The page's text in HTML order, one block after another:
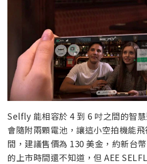
Selfly 能相容於 4 到 6 吋之間的智
會隨附兩顆電池，讓這小空拍機能
間，建議售價為 130 美金，約新台
的上市時間還不知道，但 AEE